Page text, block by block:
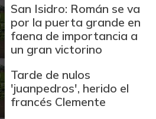
San Isidro: Román se va
por la puerta grande en
faena de importancia a
un gran victorino
Tarde de nulos
'juanpedros', herido el
francés Clemente